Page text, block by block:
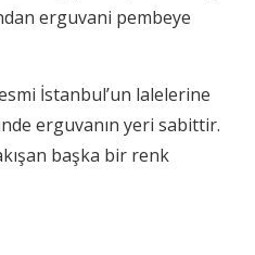
erguvani pembeye
İstanbul’un lalelerine
erguvanın yeri sabittir.
başka bir renk